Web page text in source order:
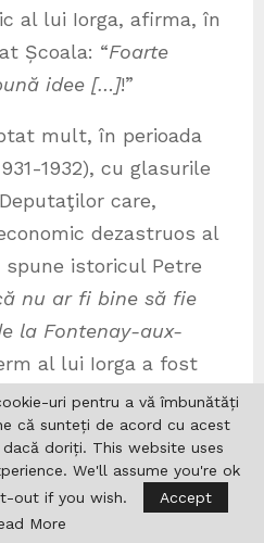
al lui Iorga, afirma, în
Școala: “Foarte
idee […]!”
mult, în perioada
1932), cu glasurile
care,
dezastruos al
istoricul Petre
nu ar fi bine să fie
la Fontenay-aux-
al lui Iorga a fost
este
ţară şi „cheltuiala
nu cuprinde decît
de membri”. Loviturile
directorului său au
uri pentru a vă îmbunătăți
că sunteți de acord cu acest
doriți. This website uses
We'll assume you're ok
out if you wish.
Accept
More